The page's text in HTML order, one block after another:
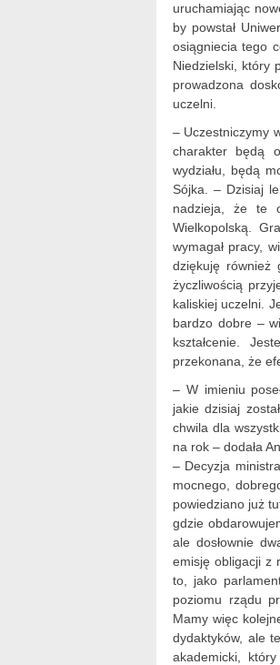
uruchamiając
by powstał
osiągniecia tego
Niedzielski, który
prowadzona
uczelni.
– Uczestniczymy
charakter będą
wydziału, będą
Sójka. – Dzisiaj
nadzieja, że te
Wielkopolską.
wymagał pracy,
dziękuję również
życzliwością
kaliskiej uczelni.
bardzo dobre –
kształcenie.
przekonana, że
– W imieniu
jakie dzisiaj
chwila dla
na rok – dodała
– Decyzja
mocnego,
powiedziano już
gdzie
ale dosłownie
emisję obligacji z
to, jako
poziomu rządu
Mamy więc
dydaktyków, ale
akademicki,